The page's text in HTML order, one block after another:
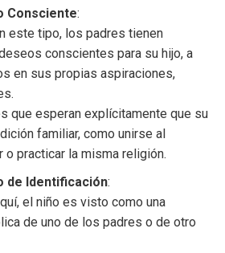
Consciente:
este tipo, los padres tienen
conscientes para su hijo, a
en sus propias aspiraciones,
que esperan explícitamente que su
familiar, como unirse al
o practicar la misma religión.
de Identificación:
el niño es visto como una
de uno de los padres o de otro